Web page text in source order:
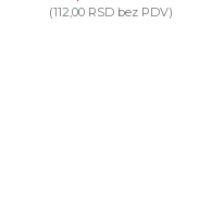
(112,00 RSDbez PDV)